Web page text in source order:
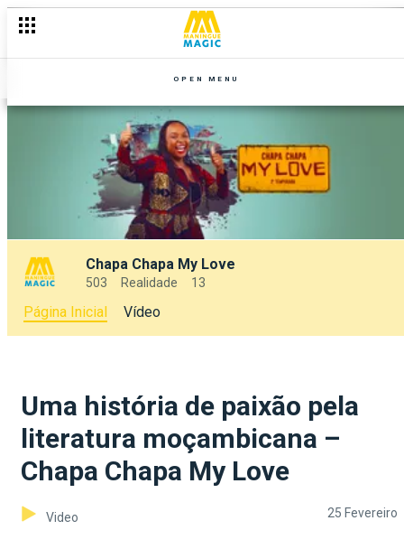
OPEN MENU
Chapa Chapa My Love
503 Realidade 13
Página Inicial Vídeo
Uma história de paixão pela
literatura moçambicana –
Chapa Chapa My Love
Video 25 Fevereiro